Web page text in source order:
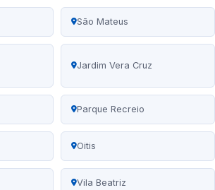
São Mateus
Jardim Vera Cruz
Parque Recreio
Oitis
Vila Beatriz